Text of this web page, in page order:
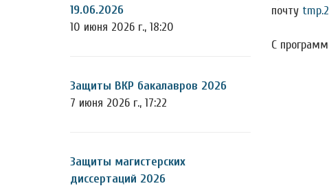
19.06.2026
10 июня 2026 г., 18:20
Защиты ВКР бакалавров 2026
7 июня 2026 г., 17:22
Защиты магистерских
диссертаций 2026
почту
С